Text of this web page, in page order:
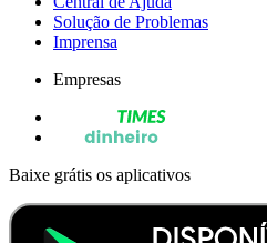
Solução de Problemas
Imprensa
Empresas
Baixe grátis os aplicativos